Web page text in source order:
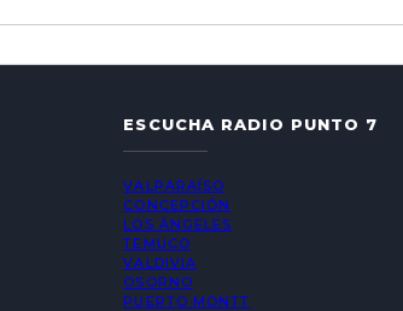
ESCUCHA RADIO PUNTO 7
VALPARAÍSO
CONCEPCIÓN
LOS ÁNGELES
TEMUCO
VALDIVIA
OSORNO
PUERTO MONTT